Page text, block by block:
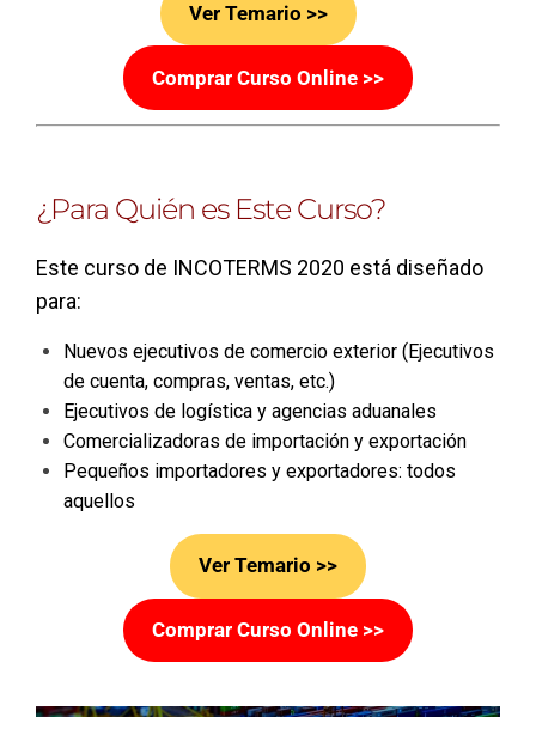
Ver Temario >>
Comprar Curso Online >>
¿Para Quién es Este Curso?
Este curso de INCOTERMS 2020 está diseñado
para:
Nuevos ejecutivos de comercio exterior (Ejecutivos
de cuenta, compras, ventas, etc.)
Ejecutivos de logística y agencias aduanales
Comercializadoras de importación y exportación
Pequeños importadores y exportadores: todos
aquellos
Ver Temario >>
Comprar Curso Online >>